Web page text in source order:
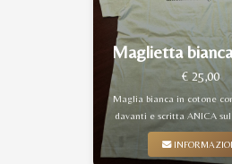
Maglietta
€ 25,00
Maglia bianca in cotone
davanti e scritta ANICA